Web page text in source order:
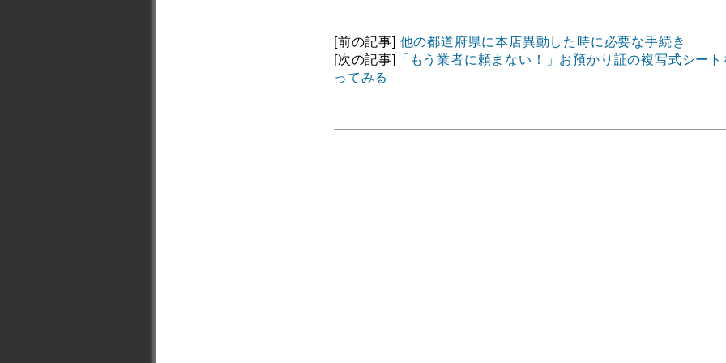
[前の記事] 他の都道府県に本店異動した時に必要な手続き
[次の記事]
「もう業者に頼まない！」お預かり証の複写式シート
ってみる